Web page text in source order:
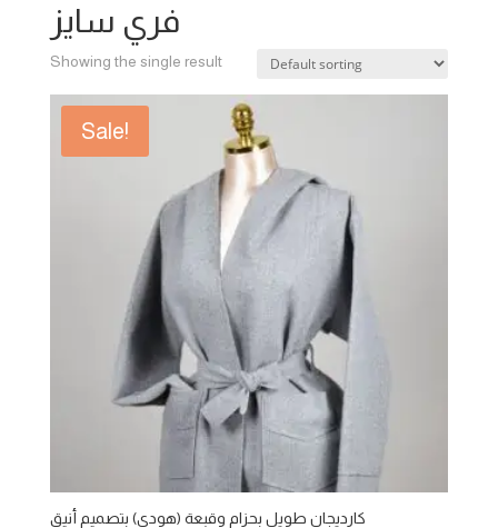
فري سايز
Showing the single result
Sale!
كارديجان طويل بحزام وقبعة (هودي) بتصميم أنيق